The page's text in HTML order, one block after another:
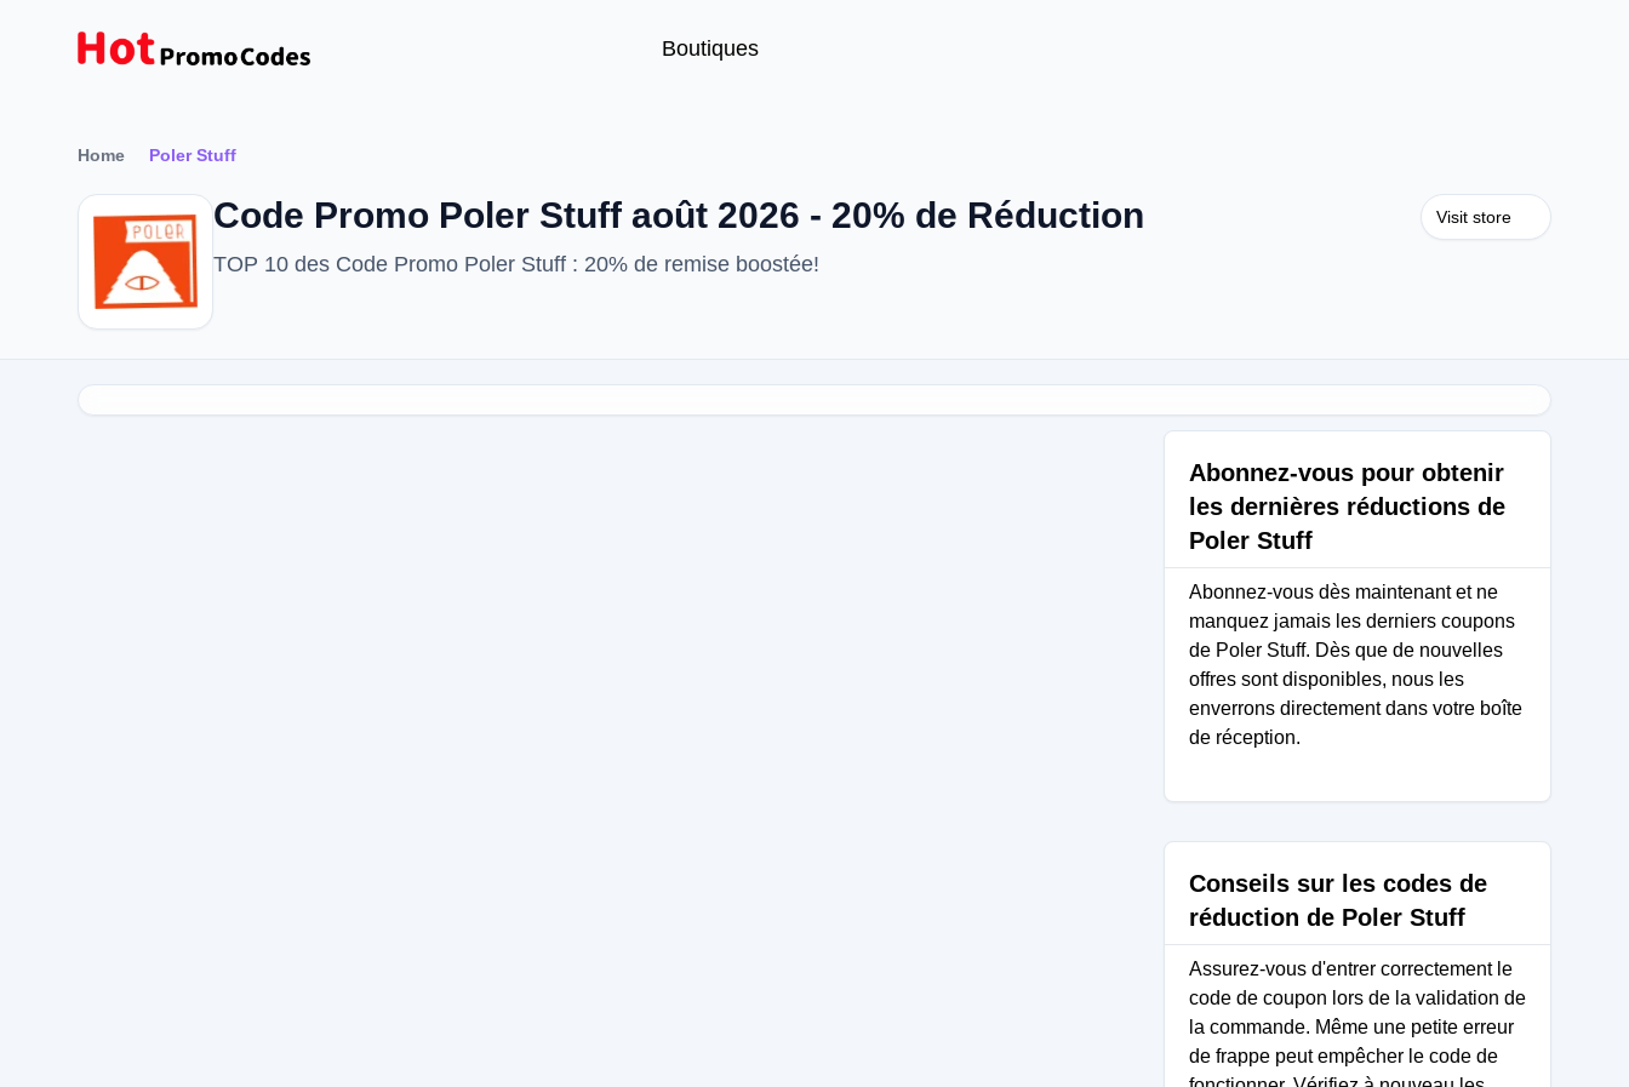
Boutiques
Home Poler Stuff
Code Promo Poler Stuff août 2026 - 20% de Réduction
TOP 10 des Code Promo Poler Stuff : 20% de remise boostée!
Visit store
Abonnez-vous pour obtenir
les dernières réductions de
Poler Stuff
Abonnez-vous dès maintenant et ne
manquez jamais les derniers coupons
de Poler Stuff. Dès que de nouvelles
offres sont disponibles, nous les
enverrons directement dans votre boîte
de réception.
Conseils sur les codes de
réduction de Poler Stuff
Assurez-vous d'entrer correctement le
code de coupon lors de la validation de
la commande. Même une petite erreur
de frappe peut empêcher le code de